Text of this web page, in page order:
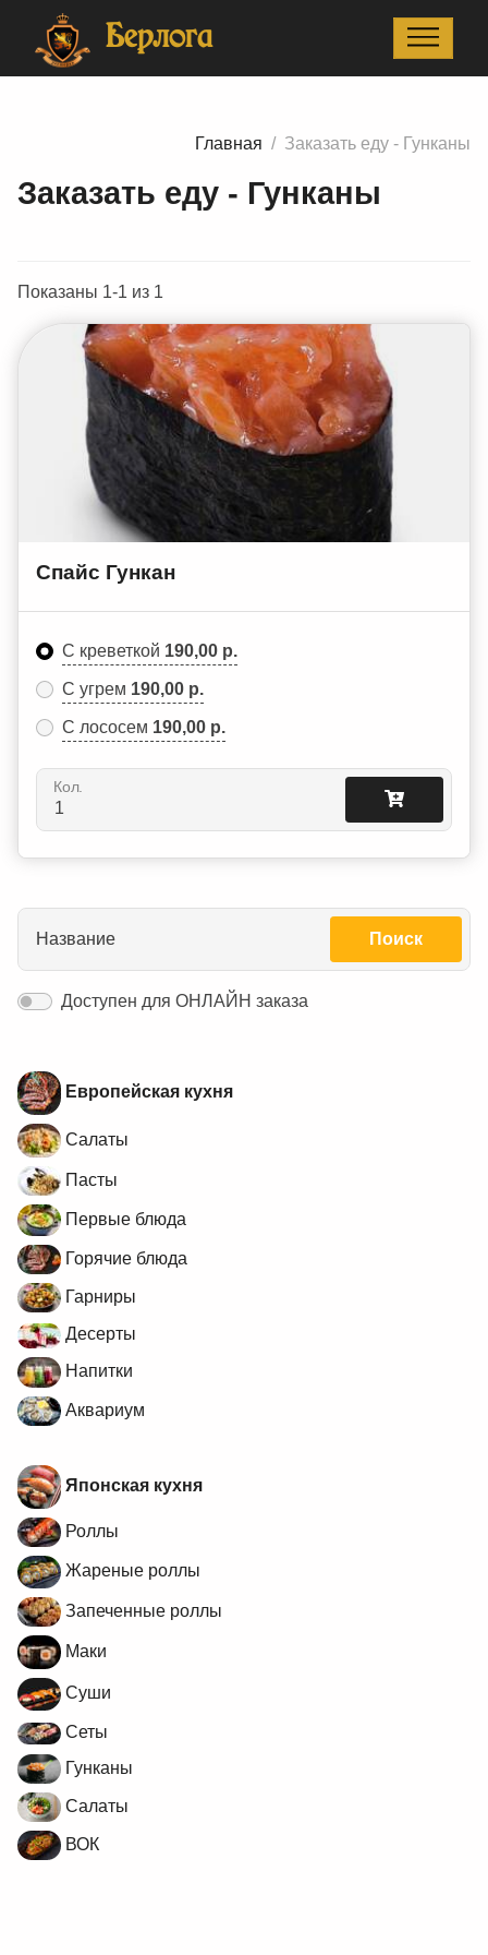
Берлога
Главная
Главная Заказать еду - Гунканы
Заказать еду - Гунканы
Показаны 1-1 из 1
Спайс Гункан
С креветкой 190,00 р.
С угрем 190,00 р.
С лососем 190,00 р.
Кол.
Название
Доступен для ОНЛАЙН заказа
Поиск
Европейская кухня
Салаты
Пасты
Первые блюда
Горячие блюда
Гарниры
Десерты
Напитки
Аквариум
Японская кухня
Роллы
Жареные роллы
Запеченные роллы
Маки
Суши
Сеты
Гунканы
Салаты
ВОК